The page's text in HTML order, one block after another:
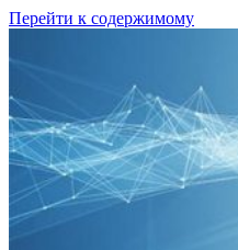
Перейти к содержимому